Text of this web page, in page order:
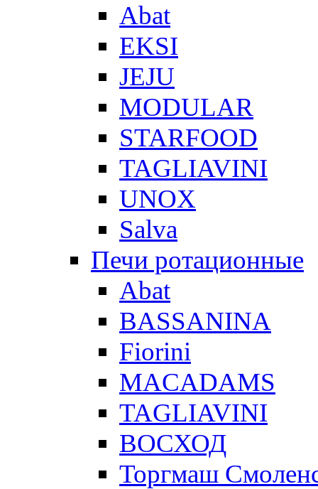
Abat
EKSI
JEJU
MODULAR
STARFOOD
TAGLIAVINI
UNOX
Salva
Печи ротационные
Abat
BASSANINA
Fiorini
MACADAMS
TAGLIAVINI
ВОСХОД
Торгмаш